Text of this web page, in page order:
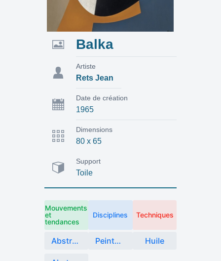
Balka
Rets Jean
Artiste
1965
Date de création
80 x 65
Dimensions
Toile
Support
Mouvements
et
tendances
Abstraction
Disciplines
Peinture
Techniques
Huile